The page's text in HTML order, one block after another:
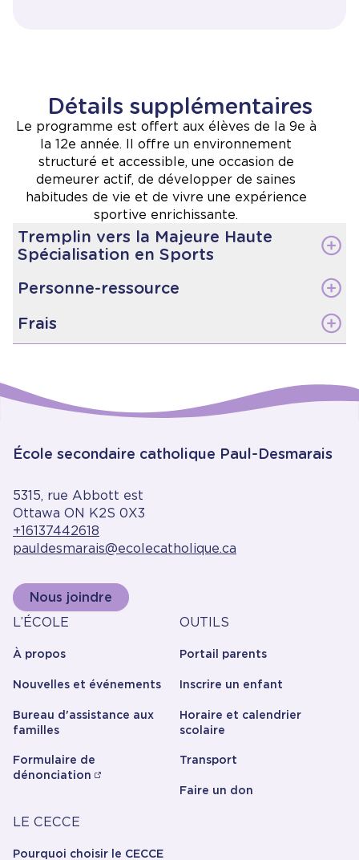
Détails supplémentaires
Le programme est offert aux élèves de la 9e à
la 12e année. Il offre un environnement
structuré et accessible, une occasion de
demeurer actif, de développer de saines
habitudes de vie et de vivre une expérience
sportive enrichissante.
Tremplin vers la Majeure Haute
Spécialisation en Sports
Cette concentration peut mener à une
L’élève ayant achevé un parcours complet de
sport-études aura déjà complété les
Sept des neufs crédits obligatoires
Activités d’apprentissage par l’expérience et
Personne-ressource
Nadia Lemaire-Dickenson :
Frais
École secondaire catholique Paul-Desmarais
5315, rue Abbott est
Ottawa ON K2S 0X3
+16137442618
pauldesmarais@ecolecatholique.ca
Nous joindre
À
propos
L’ÉCOLE
À propos
Nouvelles et événements
Bureau d'assistance aux
familles
Formulaire de
dénonciation
Outils
OUTILS
Portail parents
Inscrire un enfant
Horaire et calendrier
scolaire
Transport
Faire un don
Carrière
LE CECCE
Pourquoi choisir le CECCE